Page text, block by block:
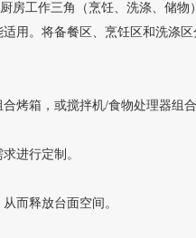
厨房工作三角（烹饪、洗涤、储物
用。将备餐区、烹饪区和洗涤
烤箱，或搅拌机/食物处理器组合
进行定制。
而释放台面空间。